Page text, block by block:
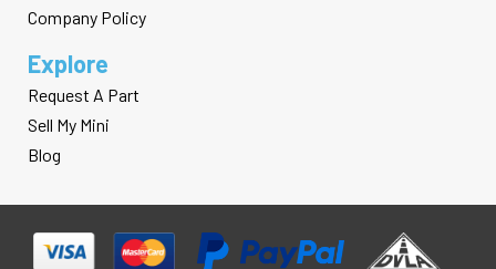
Explore
Request A Part
Sell My Mini
Blog
Company Policy